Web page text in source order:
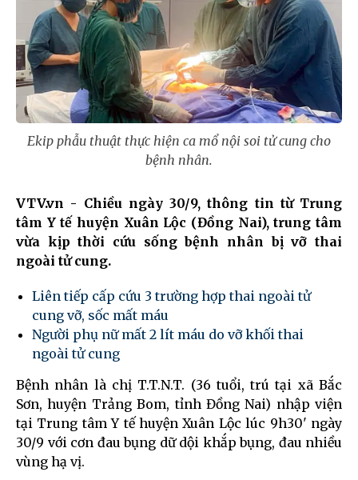
Ekip phẫu thuật thực hiện ca mổ nội soi tử cung cho
bệnh nhân.
VTV.vn - Chiều ngày 30/9, thông tin từ Trung
tâm Y tế huyện Xuân Lộc (Đồng Nai), trung tâm
vừa kịp thời cứu sống bệnh nhân bị vỡ thai
ngoài tử cung.
Liên tiếp cấp cứu 3 trường hợp thai ngoài tử
cung vỡ, sốc mất máu
Người phụ nữ mất 2 lít máu do vỡ khối thai
ngoài tử cung
Bệnh nhân là chị T.T.N.T. (36 tuổi, trú tại xã Bắc
Sơn, huyện Trảng Bom, tỉnh Đồng Nai) nhập viện
tại Trung tâm Y tế huyện Xuân Lộc lúc 9h30' ngày
30/9 với cơn đau bụng dữ dội khắp bụng, đau nhiều
vùng hạ vị.